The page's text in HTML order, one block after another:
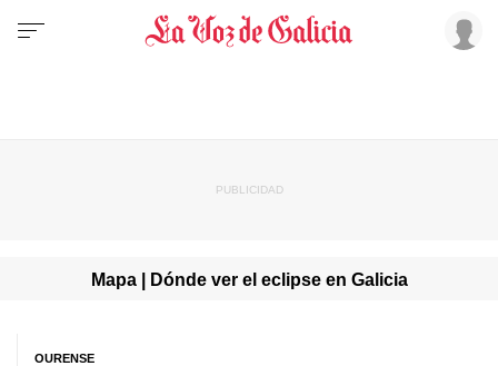
Mapa | Dónde ver el eclipse en Galicia
OURENSE